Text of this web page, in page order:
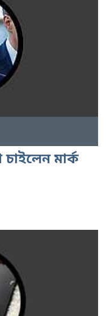
মার্ক